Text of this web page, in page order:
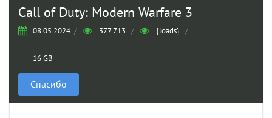
Call of Duty: Modern Warfare 3
08.05.2024 / 377 713 / {loads} /
16 GB
Спасибо